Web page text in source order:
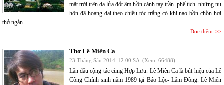
mặt trời trên da lửa đốt âm hồn cánh tay trần. phế tích. những nụ
hôn đã hoang dại theo chiều tóc trắng có khi nao bồn chồn hơi
thở ngắn
Đọc thêm
Thơ Lê Miên Ca
23 Tháng Sáu 2014 12:00 SA (Xem: 66488)
Lần đầu cộng tác cùng Hợp Lưu. Lê Miên Ca là bút hiệu của Lê
Công Chính sinh năm 1989 tại Bảo Lộc- Lâm Đồng. Lê Miên